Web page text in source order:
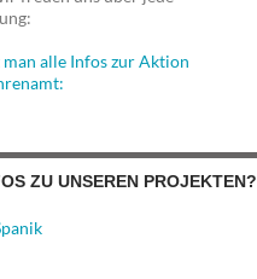
alle Infos zur Aktion
ZU UNSEREN PROJEKTEN?